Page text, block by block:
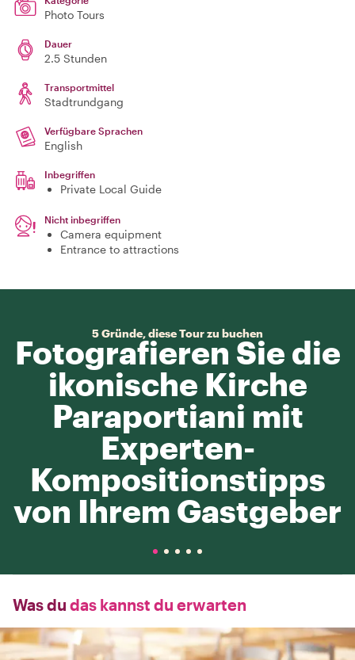
Photo Tours
Dauer
2.5 Stunden
Transportmittel
Stadtrundgang
Verfügbare Sprachen
English
Inbegriffen
Private Local Guide
Nicht inbegriffen
Camera equipment
Entrance to attractions
5 Gründe, diese Tour zu buchen
Fotografieren Sie die
ikonische Kirche
Paraportiani mit
Experten-
Kompositionstipps
von Ihrem Gastgeber
Was du das kannst du erwarten